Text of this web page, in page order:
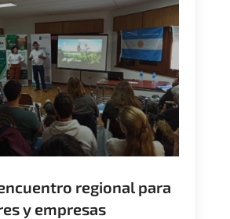
regional para
y empresas